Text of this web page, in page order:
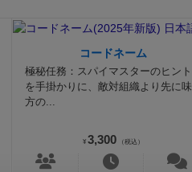
コードネーム
極秘任務：スパイマスターのヒント
を手掛かりに、敵対組織より先に味
方の...
¥ 3,300 （税込）